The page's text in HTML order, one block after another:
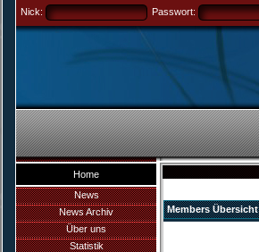
Nick: Passwort:
Home
News
News Archiv
Über uns
Statistik
Members Übersicht